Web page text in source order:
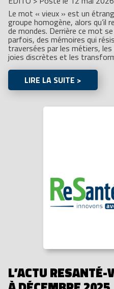
Le mot « vieux » est un
groupe homogène, alors qu’il
de mondes. Derrière ce mot
parfois, des mémoires qui
traversées par les métiers,
joies discrètes et les
LIRE LA SUITE >
L’ACTU RESANTÉ-